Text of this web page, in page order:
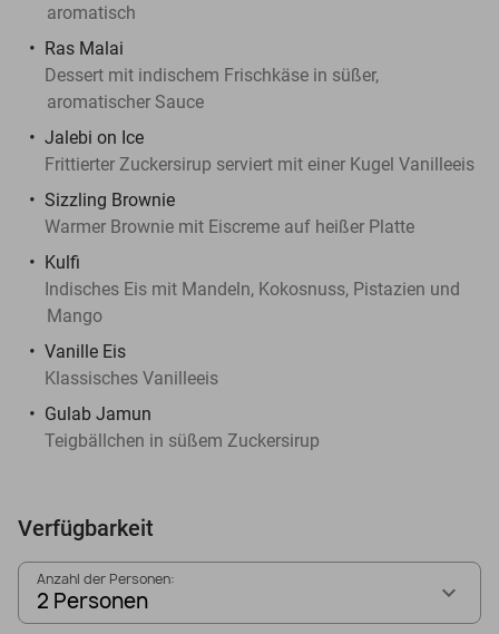
aromatisch
Ras Malai
Dessert mit indischem Frischkäse in süßer,
aromatischer Sauce
Jalebi on Ice
Frittierter Zuckersirup serviert mit einer Kugel Vanilleeis
Sizzling Brownie
Warmer Brownie mit Eiscreme auf heißer Platte
Kulfi
Indisches Eis mit Mandeln, Kokosnuss, Pistazien und
Mango
Vanille Eis
Klassisches Vanilleeis
Gulab Jamun
Teigbällchen in süßem Zuckersirup
Verfügbarkeit
Anzahl der Personen:
2 Personen